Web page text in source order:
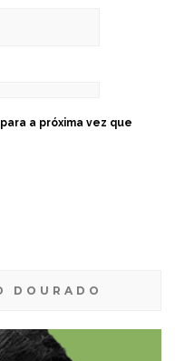
a próxima vez que
DOURADO